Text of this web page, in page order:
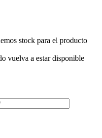
stock para el producto
vuelva a estar disponible